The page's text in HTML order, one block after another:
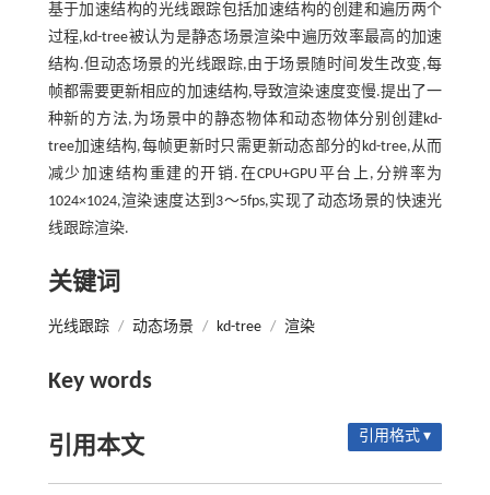
基于加速结构的光线跟踪包括加速结构的创建和遍历两个
过程,kd-tree被认为是静态场景渲染中遍历效率最高的加速
结构.但动态场景的光线跟踪,由于场景随时间发生改变,每
帧都需要更新相应的加速结构,导致渲染速度变慢.提出了一
种新的方法,为场景中的静态物体和动态物体分别创建kd-
tree加速结构,每帧更新时只需更新动态部分的kd-tree,从而
减少加速结构重建的开销.在CPU+GPU平台上,分辨率为
1024×1024,渲染速度达到3～5fps,实现了动态场景的快速光
线跟踪渲染.
关键词
光线跟踪 / 动态场景 / kd-tree / 渲染
Key words
引用本文 引用格式 ▾